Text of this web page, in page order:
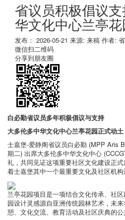
省议员积极倡议
华文化中心兰亭
发布： 2026-05-21 来源: 来稿 作者:
微信扫二维码
分享到朋友圈
白必勤省议员多年积极倡议与支持
大多伦多中华文化中心兰亭花园正式动土
士嘉堡-爱静阁省议员白必勤 (MPP Aris
期二) 出席大多伦多中华文化中心
礼，共同见证这项重要社区文化建设正
着士嘉堡其中一个最重要文化及社区机构
兰亭花园项目是一项结合文化传承、社
园设计灵感源自亚洲传统园林艺术，未
憩、文化交流、教育活动及社区庆典的公